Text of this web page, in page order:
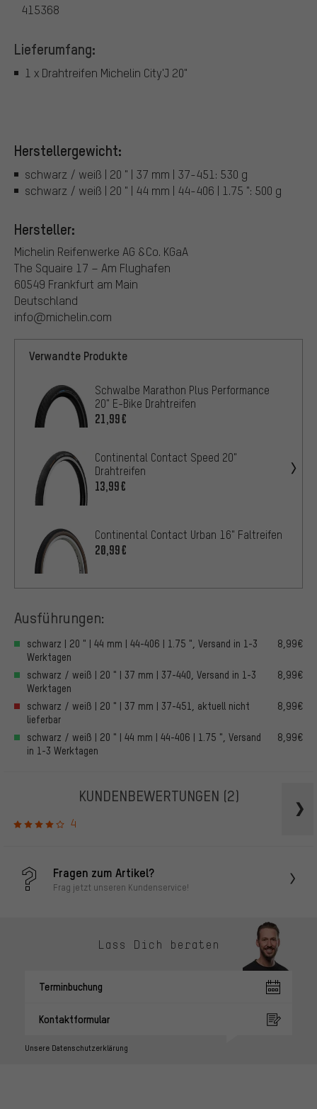
415368
Lieferumfang:
1 x Drahtreifen Michelin City'J 20"
Herstellergewicht:
schwarz / weiß | 20 " | 37 mm | 37-451: 530 g
schwarz / weiß | 20 " | 44 mm | 44-406 | 1.75 ": 500 g
Hersteller:
Michelin Reifenwerke AG &Co. KGaA
The Squaire 17 – Am Flughafen
60549 Frankfurt am Main
Deutschland
info@michelin.com
Verwandte Produkte
Schwalbe Marathon Plus Performance
20" E-Bike Drahtreifen
21,99€
Continental Contact Speed 20"
Drahtreifen
13,99€
Continental Contact Urban 16" Faltreifen
20,99€
Ausführungen:
schwarz | 20 " | 44 mm | 44-406 | 1.75 ", Versand in 1-3
Werktagen
8,99€
schwarz / weiß | 20 " | 37 mm | 37-440, Versand in 1-3
Werktagen
8,99€
schwarz / weiß | 20 " | 37 mm | 37-451, aktuell nicht
lieferbar
8,99€
schwarz / weiß | 20 " | 44 mm | 44-406 | 1.75 ", Versand
in 1-3 Werktagen
8,99€
KUNDENBEWERTUNGEN (2)
4
Fragen zum Artikel?
Frag jetzt unseren Kundenservice!
Lass Dich beraten
Terminbuchung
Kontaktformular
Unsere Datenschutzerklärung